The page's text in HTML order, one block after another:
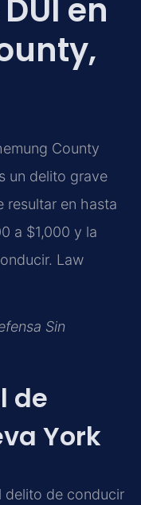
en
County
un delito grave
resultar en hasta
a $1,000 y la
Law
Sin
de
York
delito de conducir